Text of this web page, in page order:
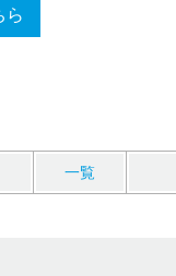
ら
一覧